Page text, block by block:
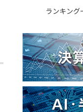
ランキング